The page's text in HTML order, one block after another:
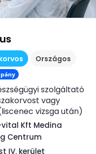
Országos
szolgáltató
vagy
vizsga után)
Kft Medina
Centrum
IV. kerület